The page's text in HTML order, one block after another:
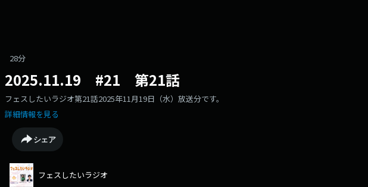
28分
2025.11.19 #21 第21話
フェスしたいラジオ第21話2025年11月19日（水）放送分です。
詳細情報を見る
シェア
フェスしたいラジオ